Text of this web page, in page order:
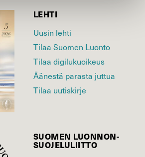
LEHTI
Uusin lehti
Tilaa Suomen Luonto
Tilaa digilukuoikeus
Äänestä parasta juttua
Tilaa uutiskirje
SUOMEN LUONNON­
SUOJELU­LIITTO